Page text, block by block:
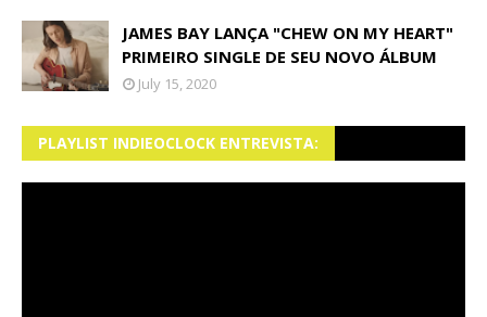
JAMES BAY LANÇA "CHEW ON MY HEART"
PRIMEIRO SINGLE DE SEU NOVO ÁLBUM
July 15, 2020
PLAYLIST INDIEOCLOCK ENTREVISTA: